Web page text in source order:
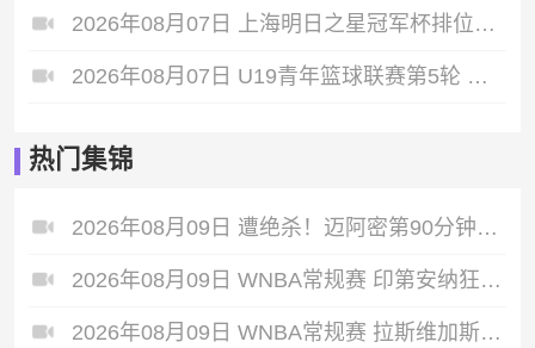
2026年08月07日 上海明日之星冠军杯排位赛 毕尔巴鄂竞技U17 VS 热刺U17 全场录像
2026年08月07日 U19青年篮球联赛第5轮 青岛国信海天U19 VS 天津荣钢U19 全场录像
热门集锦
2026年08月09日 遭绝杀！迈阿密第90分钟丢球1-2蒙特雷 德保罗破门展示梅西球衣
2026年08月09日 WNBA常规赛 印第安纳狂热 90 - 86 芝加哥天空 全场集锦
2026年08月09日 WNBA常规赛 拉斯维加斯王牌 87 - 98 明尼苏达山猫 全场集锦